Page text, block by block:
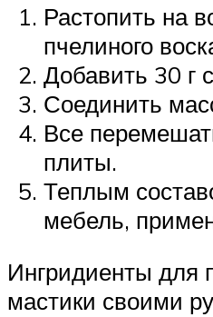
Растопить на
пчелиного
Добавить 30 г
Соединить
Все
плиты.
Теплым
мебель,
Ингридиенты для
мастики своими